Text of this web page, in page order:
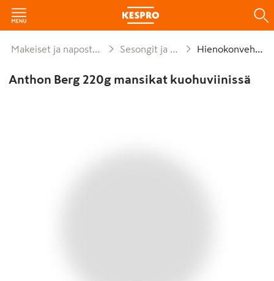
Makeiset ja naposteltavat Sesongit ja lahjat Hienokonvehdit
Anthon Berg 220g mansikat kuohuviinissä